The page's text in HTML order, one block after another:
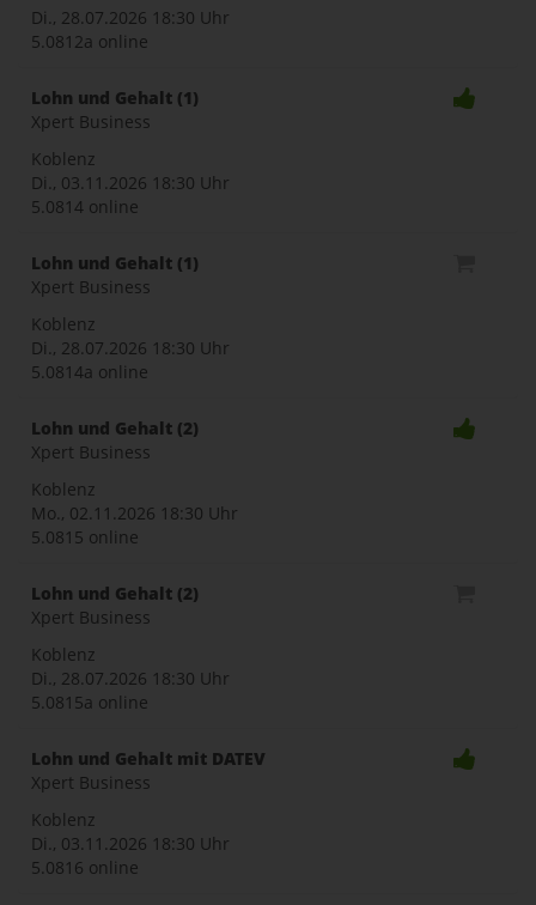
Di., 28.07.2026 18:30 Uhr
5.0812a online
Lohn und Gehalt (1)
Xpert Business
Koblenz
Di., 03.11.2026 18:30 Uhr
5.0814 online
Lohn und Gehalt (1)
Xpert Business
Koblenz
Di., 28.07.2026 18:30 Uhr
5.0814a online
Lohn und Gehalt (2)
Xpert Business
Koblenz
Mo., 02.11.2026 18:30 Uhr
5.0815 online
Lohn und Gehalt (2)
Xpert Business
Koblenz
Di., 28.07.2026 18:30 Uhr
5.0815a online
Lohn und Gehalt mit DATEV
Xpert Business
Koblenz
Di., 03.11.2026 18:30 Uhr
5.0816 online